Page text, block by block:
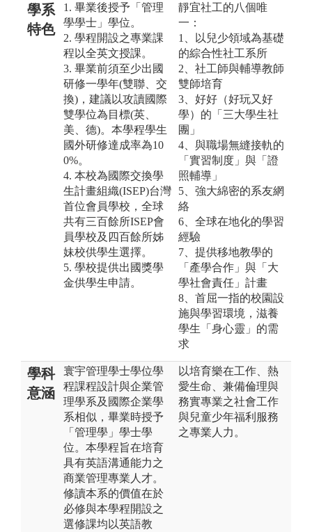
學系
特色
1. 畢業後授予「管理
學學士」學位。
2. 學程開設之專業課
程以全英文授課。
3. 畢業前須至少出國
研修一學年(雙聯、交
換)，建議以攻讀國際
雙學位為目標(英、
美、德)。本學程學生
國外研修達成率為10
0%。
4. 本校為國際交換學
生計畫組織(ISEP)台灣
首位會員學校，全球
共有三百餘所ISEP會
員學校及四百餘所姊
妹校供學生選擇。
5. 學校提供出國獎學
金供學生申請。
靜宜社工的八個唯
一：
1、以兒少領域為基礎
的綜合性社工系所
2、社工師與輔導教師
雙師培育
3、好好（好玩又好
學）的「三大學生社
團」
4、與職場無縫接軌的
「實習制度」與「證
照輔導」
5、強大綿密的系友網
絡
6、全球在地化的學習
經驗
7、提供移地教學的
「產學合作」與「大
學社會責任」計畫
8、首屈一指的校園設
施與學習環境，滋養
學生「身心靈」的需
求
學科
意涵
寰宇管理學士學位學
程課程設計與企業管
理學系及國際企業學
系相似，畢業時授予
「管理學」學士學
位。本學程旨在培育
具有英語溝通能力之
商業管理專業人才。
修讀本系的價值在於
必修與本學程開設之
選修課均以英語教
以培育樂在工作、熱
愛生命、兼備倫理與
務實專業之社會工作
與兒童少年福利服務
之專業人力。